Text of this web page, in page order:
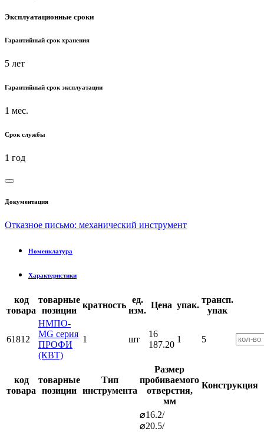
Эксплуатационные сроки
Гарантийный срок хранения
5 лет
Гарантийный срок эксплуатации
1 мес.
Срок службы
1 год
Документация
Отказное письмо: механический инструмент
Номенклатура
Характеристики
код
товара
товарные
позиции
кратность
ед.
изм.
Цена упак.
трансп.
упак
61812
НМПО-
MG серия
ПРОФИ
(КВТ)
1 шт
16
187.20
1 5
код
товара
товарные
позиции
Тип
инструмента
Размер
пробиваемого
отверстия,
мм
Конструкция
⌀16.2/
⌀20.5/